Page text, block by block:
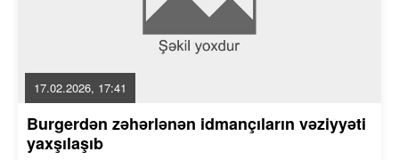
17.02.2026, 17:41
Burgerdən zəhərlənən idmançıların vəziyyəti
yaxşılaşıb